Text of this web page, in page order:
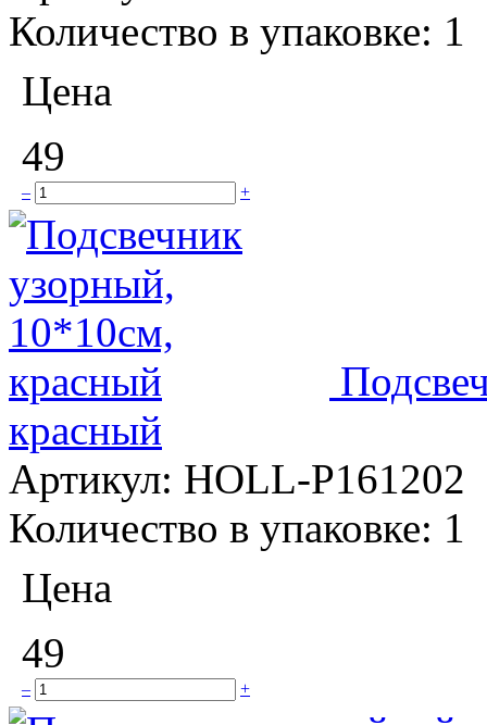
Количество в упаковке: 1
Цена
49
– +
красный
Артикул: HOLL-P161202
Количество в упаковке: 1
Цена
49
– +